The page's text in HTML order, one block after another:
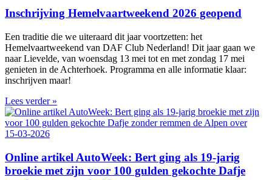
Inschrijving Hemelvaartweekend 2026 geopend
Een traditie die we uiteraard dit jaar voortzetten: het
Hemelvaartweekend van DAF Club Nederland! Dit jaar gaan we
naar Lievelde, van woensdag 13 mei tot en met zondag 17 mei
genieten in de Achterhoek. Programma en alle informatie klaar:
inschrijven maar!
Lees verder »
15-03-2026
Online artikel AutoWeek: Bert ging als 19-jarig
broekie met zijn voor 100 gulden gekochte Dafje